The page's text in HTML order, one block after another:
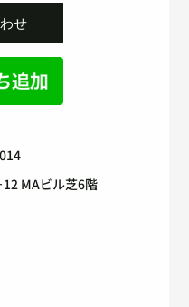
せ
MAビル芝6階